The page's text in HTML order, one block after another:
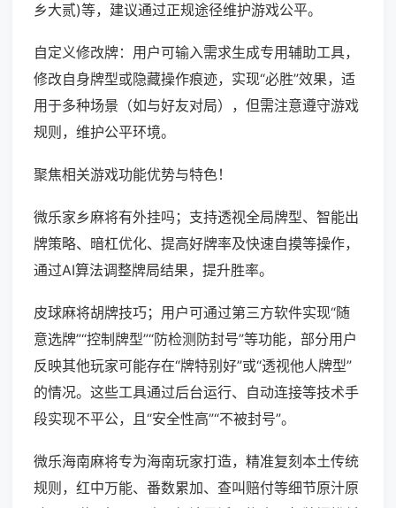
乡大贰)等，建议通过正规途径维护游戏公平。
自定义修改牌：用户可输入需求生成专用辅助工具，
修改自身牌型或隐藏操作痕迹，实现“必胜”效果，适
用于多种场景（如与好友对局），但需注意遵守游戏
规则，维护公平环境。
聚焦相关游戏功能优势与特色！
微乐家乡麻将有外挂吗；支持透视全局牌型、智能出
牌策略、暗杠优化、提高好牌率及快速自摸等操作，
通过AI算法调整牌局结果，提升胜率。
皮球麻将胡牌技巧；用户可通过第三方软件实现“随
意选牌”“控制牌型”“防检测防封号”等功能，部分用户
反映其他玩家可能存在“牌特别好”或“透视他人牌型”
的情况。这些工具通过后台运行、自动连接等技术手
段实现不平公，且“安全性高”“不被封号”。
微乐海南麻将专为海南玩家打造，精准复刻本土传统
规则，红中万能、番数累加、查叫赔付等细节原汁原